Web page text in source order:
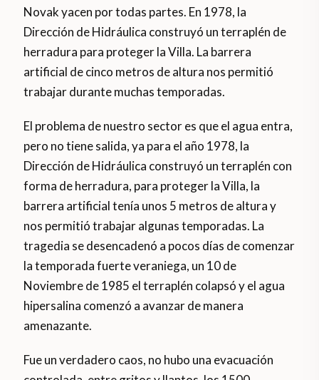
Novak yacen por todas partes. En 1978, la
Dirección de Hidráulica construyó un terraplén de
herradura para proteger la Villa. La barrera
artificial de cinco metros de altura nos permitió
trabajar durante muchas temporadas.
El problema de nuestro sector es que el agua entra,
pero no tiene salida, ya para el año 1978, la
Dirección de Hidráulica construyó un terraplén con
forma de herradura, para proteger la Villa, la
barrera artificial tenía unos 5 metros de altura y
nos permitió trabajar algunas temporadas. La
tragedia se desencadenó a pocos días de comenzar
la temporada fuerte veraniega, un 10 de
Noviembre de 1985 el terraplén colapsó y el agua
hipersalina comenzó a avanzar de manera
amenazante.
Fue un verdadero caos, no hubo una evacuación